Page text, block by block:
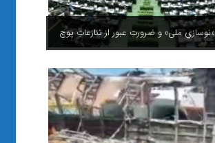
ملی» و ضرورتِ عبور از تنازعاتِ پوچ